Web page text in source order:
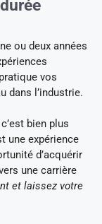
ou deux années
vos
dans l’industrie.
bien plus
une expérience
d’acquérir
une carrière
et laissez votre